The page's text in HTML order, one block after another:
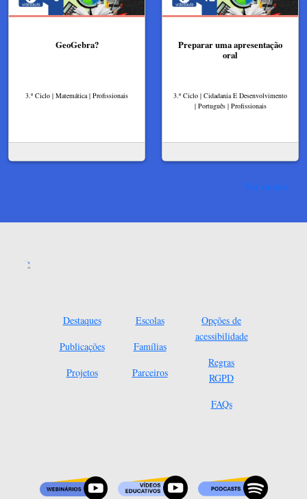
GeoGebra?
3.º Ciclo | Matemática | Profissionais
Preparar uma apresentação
oral
3.º Ciclo | Cidadania E Desenvolvimento
| Português | Profissionais
Ver mais
Destaques
Publicações
Projetos
Escolas
Famílias
Parceiros
Opções de
acessibilidade
Regras
RGPD
FAQs